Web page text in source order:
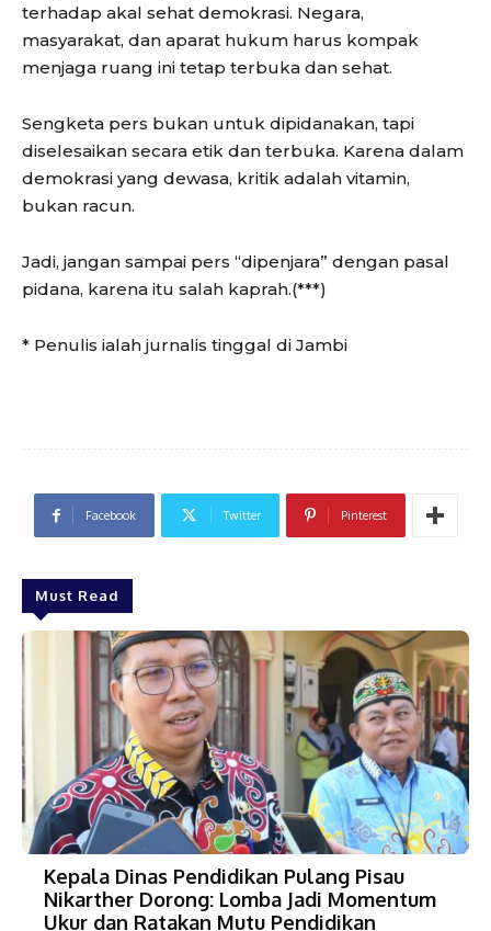
terhadap akal sehat demokrasi. Negara,
masyarakat, dan aparat hukum harus kompak
menjaga ruang ini tetap terbuka dan sehat.
Sengketa pers bukan untuk dipidanakan, tapi
diselesaikan secara etik dan terbuka. Karena dalam
demokrasi yang dewasa, kritik adalah vitamin,
bukan racun.
Jadi, jangan sampai pers “dipenjara” dengan pasal
pidana, karena itu salah kaprah.(***)
* Penulis ialah jurnalis tinggal di Jambi
Facebook Twitter Pinterest
Must Read
Kepala Dinas Pendidikan Pulang Pisau
Nikarther Dorong: Lomba Jadi Momentum
Ukur dan Ratakan Mutu Pendidikan